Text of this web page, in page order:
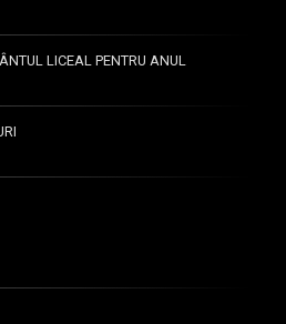
LICEAL PENTRU ANUL